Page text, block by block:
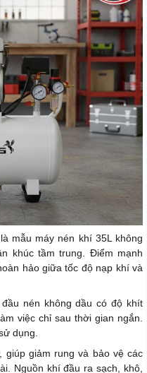
mẫu máy nén khí 35L không
khúc tầm trung. Điểm mạnh
hảo giữa tốc độ nạp khí và
nén không dầu có độ khít
việc chỉ sau thời gian ngắn.
dụng.
giúp giảm rung và bảo vệ các
Nguồn khí đầu ra sạch, khô,